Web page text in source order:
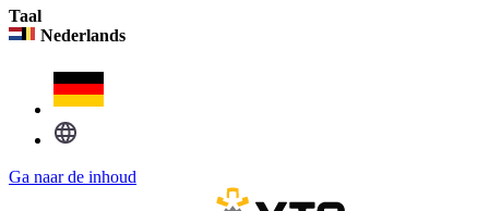
Taal
Nederlands
Ga naar de inhoud